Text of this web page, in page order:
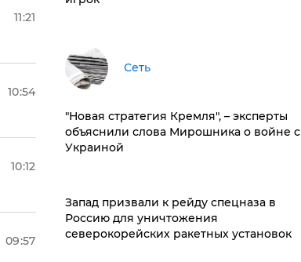
11:21
10:54
10:12
09:57
Сеть
"Новая стратегия Кремля", – эксперты
объяснили слова Мирошника о войне с
Украиной
Запад призвали к рейду спецназа в
Россию для уничтожения
северокорейских ракетных установок